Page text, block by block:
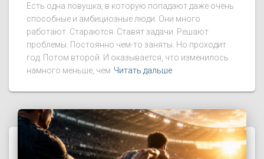
Есть одна ловушка, в которую попадают даже очень
способные и амбициозные люди. Они много
работают. Стараются. Ставят задачи. Решают
проблемы. Постоянно чем-то заняты. Но проходит
год. Потом второй. И оказывается, что изменилось
намного меньше, чем Читать дальше